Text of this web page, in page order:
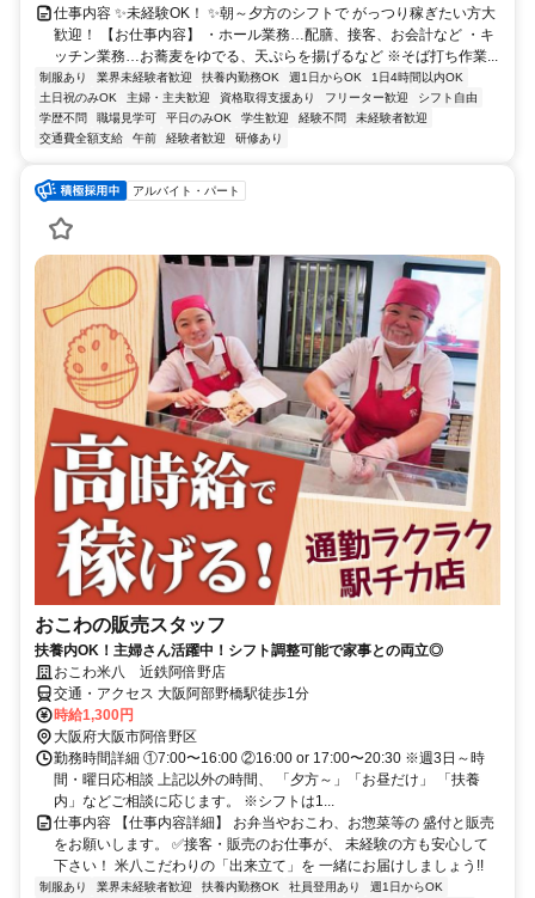
仕事内容 ✨未経験OK！ ✨朝～夕方のシフトで がっつり稼ぎたい方大
歓迎！ 【お仕事内容】 ・ホール業務…配膳、接客、お会計など ・キ
ッチン業務…お蕎麦をゆでる、天ぷらを揚げるなど ※そば打ち作業...
制服あり 業界未経験者歓迎 扶養内勤務OK 週1日からOK
1日4時間以内OK
土日祝のみOK
主婦・主夫歓迎 資格取得支援あり フリーター歓迎
シフト自由
学歴不問
職場見学可 平日のみOK 学生歓迎 経験不問
未経験者歓迎
交通費全額支給
午前 経験者歓迎 研修あり
アルバイト・パート
おこわの販売スタッフ
扶養内OK！主婦さん活躍中！シフト調整可能で家事との両立◎
おこわ米八 近鉄阿倍野店
交通・アクセス 大阪阿部野橋駅徒歩1分
時給1,300円
大阪府大阪市阿倍野区
勤務時間詳細 ①7:00〜16:00 ②16:00 or 17:00〜20:30 ※週3日～時
間・曜日応相談 上記以外の時間、 「夕方～」「お昼だけ」 「扶養
内」などご相談に応じます。 ※シフトは1...
仕事内容 【仕事内容詳細】 お弁当やおこわ、お惣菜等の 盛付と販売
をお願いします。 ✅接客・販売のお仕事が、 未経験の方も安心して
下さい！ 米八こだわりの「出来立て」を 一緒にお届けしましょう!!
制服あり 業界未経験者歓迎 扶養内勤務OK 社員登用あり
週1日からOK